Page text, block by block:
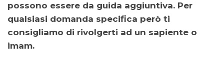
possono essere da guida aggiuntiva. Per
qualsiasi domanda specifica però ti
consigliamo di rivolgerti ad un sapiente o
imam.